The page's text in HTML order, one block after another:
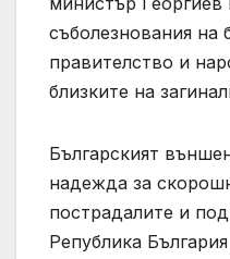
съболезнования на
правителство и
близките на
Българският
надежда за
пострадалите и
Република